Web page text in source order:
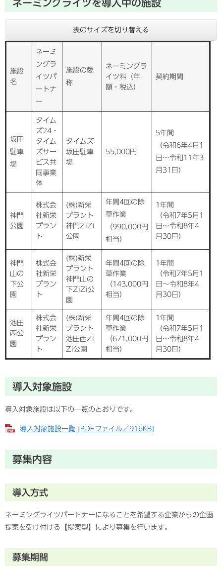
ネーミングライツを導入中の施設
表のサイズを切り替える
施設
名
ネーミ
ングラ
イツパ
ートナ
ー
施設の愛
称
ネーミングラ
イツ料（年
額・税込）
契約期間
坂田
駐車
場
タイム
ズ24・
タイム
ズサー
ビス共
同事業
体
タイムズ
坂田駐車
場
55,000円
5年間
（令和6年4月1
日〜令和11年3
月31日）
神門
公園
株式会
社新栄
プラン
ト
(株)新栄
プラント
神門ZiZi
公園
年間4回の除
草作業
（990,000円
相当）
1年間
（令和7年5月1
日〜令和8年4
月30日）
神門
山の
下公
園
株式会
社新栄
プラン
ト
(株)新栄
プラント
神門山の
下ZiZi公
園
年間4回の除
草作業
（143,000円
相当）
1年間
（令和7年5月1
日〜令和8年4
月30日）
池田
西公
園
株式会
社新栄
プラン
ト
(株)新栄
プラント
池田西Zi
Zi公園
年間4回の除
草作業
（671,000円
相当）
1年間
（令和7年5月1
日〜令和8年4
月30日）
導入対象施設
導入対象施設は以下の一覧のとおりです。
導入対象施設一覧 [PDFファイル／916KB]
募集内容
導入方式
ネーミングライツパートナーになることを希望する企業からの企画
提案を受け付ける【提案型】により募集を行います。
募集期間